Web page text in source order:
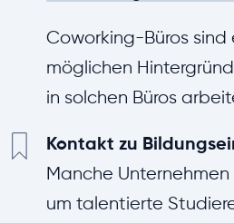
Coworking-Büros
möglichen
in solchen Büros
Kontakt zu
Manche
um talentierte